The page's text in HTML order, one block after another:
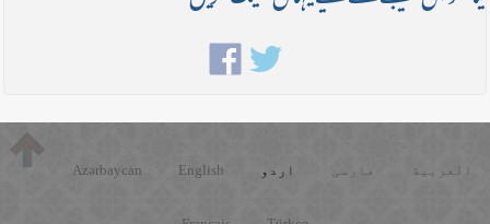
العربية فارسی اردو English
Azərbaycan